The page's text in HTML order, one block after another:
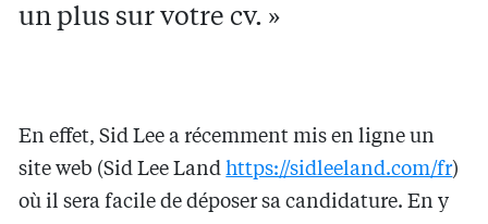
un plus sur votre cv. »
En effet, Sid Lee a récemment mis en ligne un
site web (Sid Lee Landhttps://sidleeland.com/fr)
où il sera facile de déposer sa candidature. En y